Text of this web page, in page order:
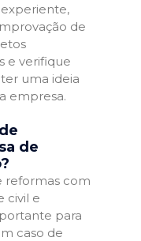
de
e verifique
uma ideia
empresa.
de
reformas com
civil e
para
caso de